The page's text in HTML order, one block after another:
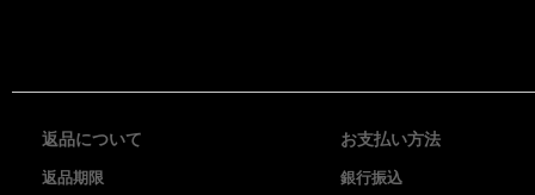
返品について
返品期限
お支払い方法
銀行振込